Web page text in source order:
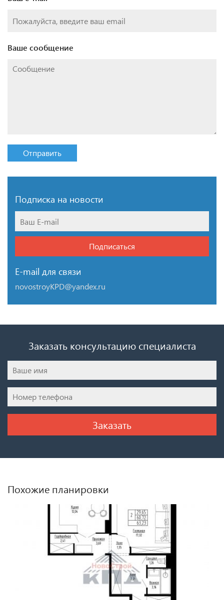
Ваше сообщение
Отправить
Подписка на новости
Подписаться
E-mail для связи
novostroyKPD@yandex.ru
Заказать консультацию специалиста
Похожие планировки